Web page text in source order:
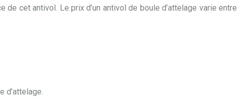
cet antivol. Le prix d’un antivol de boule d’attelage varie entre
d’attelage.